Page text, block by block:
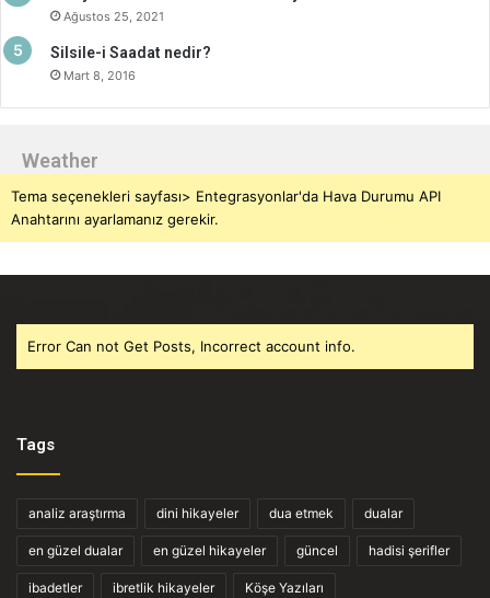
Ağustos 25, 2021
Silsile-i Saadat nedir?
Mart 8, 2016
Weather
Tema seçenekleri sayfası> Entegrasyonlar'da Hava Durumu API
Anahtarını ayarlamanız gerekir.
Error Can not Get Posts, Incorrect account info.
Tags
analiz araştırma dini hikayeler dua etmek dualar
en güzel dualar en güzel hikayeler güncel hadisi şerifler
ibadetler ibretlik hikayeler Köşe Yazıları